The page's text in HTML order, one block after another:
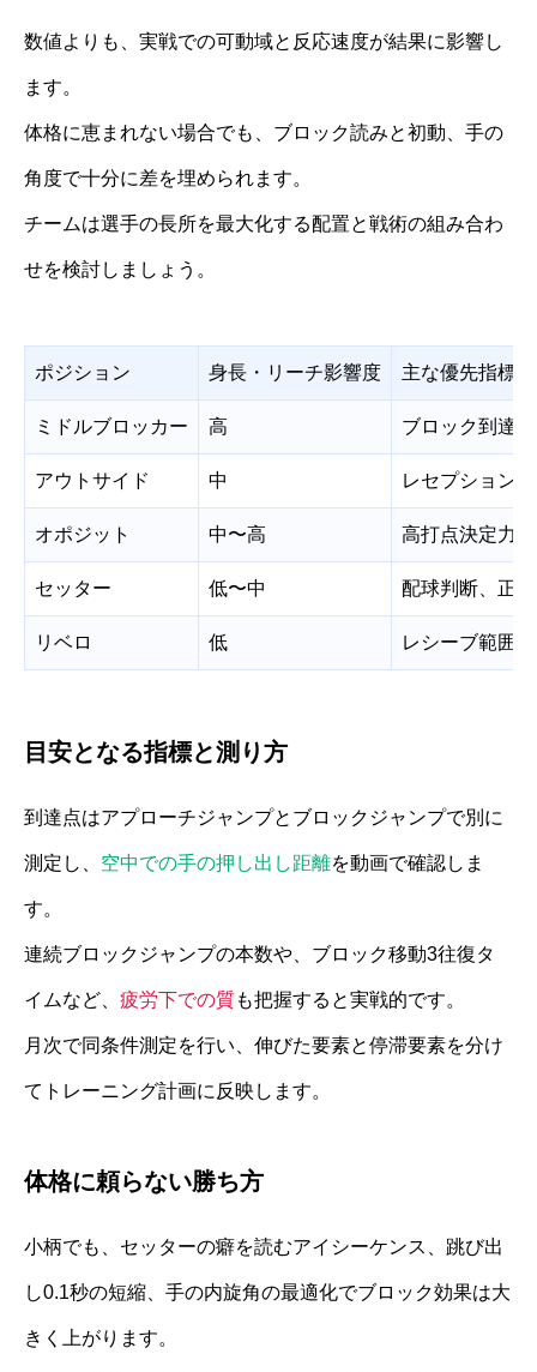
数値よりも、実戦での可動域と反応速度が結果に影響し
ます。
体格に恵まれない場合でも、ブロック読みと初動、手の
角度で十分に差を埋められます。
チームは選手の長所を最大化する配置と戦術の組み合わ
せを検討しましょう。
ポジション 身長・リーチ影響度 主な優先指標
ミドルブロッカー 高 ブロック到達
アウトサイド 中 レセプション
オポジット 中〜高 高打点決定力
セッター 低〜中 配球判断、正
リベロ 低 レシーブ範囲
目安となる指標と測り方
到達点はアプローチジャンプとブロックジャンプで別に
測定し、 空中での手の押し出し距離を動画で確認しま
す。
連続ブロックジャンプの本数や、ブロック移動3往復タ
イムなど、 疲労下での質も把握すると実戦的です。
月次で同条件測定を行い、伸びた要素と停滞要素を分け
てトレーニング計画に反映します。
体格に頼らない勝ち方
小柄でも、セッターの癖を読むアイシーケンス、跳び出
し0.1秒の短縮、手の内旋角の最適化でブロック効果は大
きく上がります。